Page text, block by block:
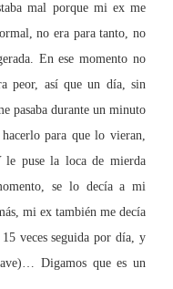
mal porque mi ex me
no era para tanto, no
En ese momento no
peor, así que un día, sin
pasaba durante un minuto
para que lo vieran,
puse la loca de mierda
se lo decía a mi
mi ex también me decía
veces seguida por día, y
Digamos que es un